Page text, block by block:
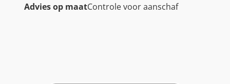
Advies op maatControle voor aanschaf